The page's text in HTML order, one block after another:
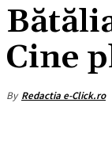
Cine
By Redactia e-Click.ro